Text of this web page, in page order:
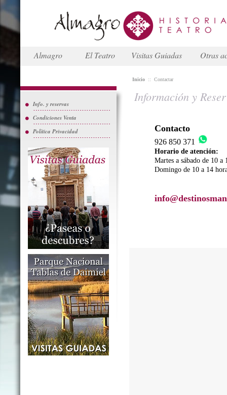
Almagro El Teatro Visitas Guiadas Otras
Info. y reservas
Condiciones Venta
Política Privacidad
Inicio :: Contactar
Información y
Contacto
926 850 371
Horario de atención:
Martes a sábado de 10 a
Domingo de 10 a 14